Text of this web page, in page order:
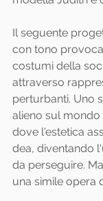
Il seguente
con tono
costumi della
attraverso
perturbanti. Uno
alieno sul
dove l'estetica
dea, diventando
da perseguire.
una simile opera